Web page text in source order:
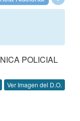
POLICIAL
Ver Imagen del D.O.